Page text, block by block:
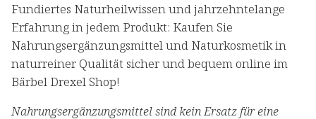
Fundiertes Naturheilwissen und jahrzehntelange
Erfahrung in jedem Produkt: Kaufen Sie
Nahrungsergänzungsmittel und Naturkosmetik in
naturreiner Qualität sicher und bequem online im
Bärbel Drexel Shop!
Nahrungsergänzungsmittel sind kein Ersatz für eine